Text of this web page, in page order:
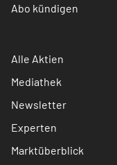
Abo kündigen
Alle Aktien
Mediathek
Newsletter
Experten
Marktüberblick